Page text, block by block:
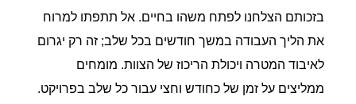
בזכותם הצלחנו לפתח משהו בחיים. אל תתפתו למרוח
את הליך העבודה במשך חודשים בכל שלב; זה רק יגרום
לאיבוד המטרה ויכולת הריכוז של הצוות. מומחים
ממליצים על זמן של כחודש וחצי עבור כל שלב בפרויקט.